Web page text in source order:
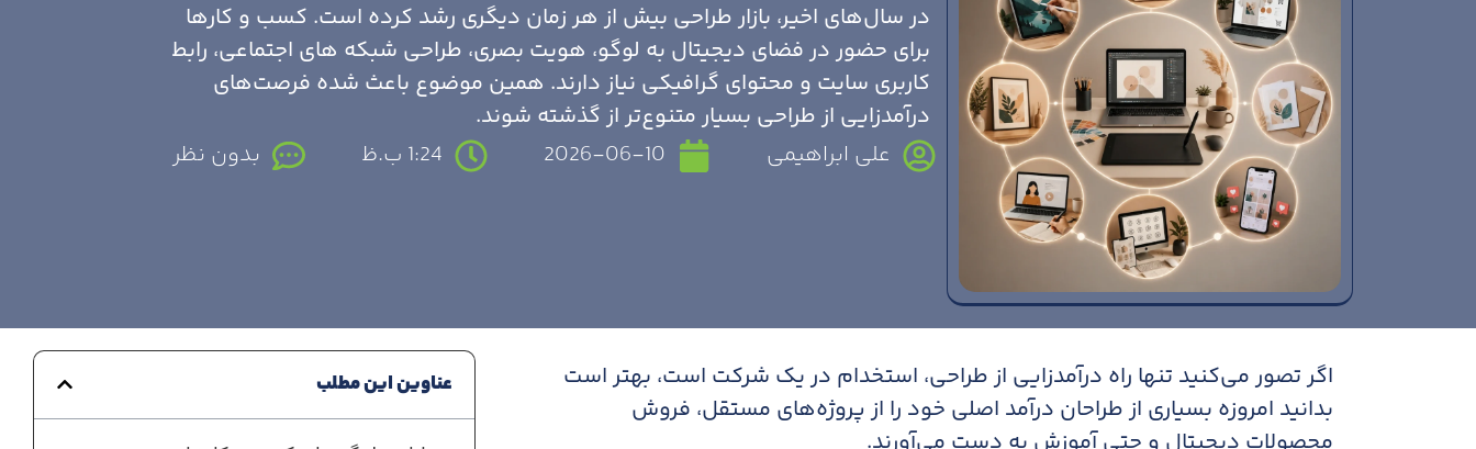
در سال‌های اخیر، بازار طراحی بیش از هر زمان دیگری رشد کرده است. کسب و کارها
برای حضور در فضای دیجیتال به لوگو، هویت بصری، طراحی شبکه های اجتماعی، رابط
کاربری سایت و محتوای گرافیکی نیاز دارند. همین موضوع باعث شده فرصت‌های
درآمدزایی از طراحی بسیار متنوع‌تر از گذشته شوند.
علی ابراهیمی
2026-06-10 1:24 ب.ظ بدون نظر
اگر تصور می‌کنید تنها راه درآمدزایی از طراحی، استخدام در یک شرکت است، بهتر است
بدانید امروزه بسیاری از طراحان درآمد اصلی خود را از پروژه‌های مستقل، فروش
عناوین این مطلب